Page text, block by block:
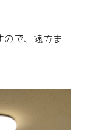
ので、遠方ま